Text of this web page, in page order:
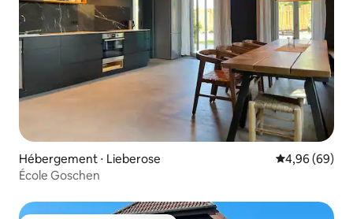
Hébergement ⋅ Lieberose Évaluation
4,96 (69)
École Goschen